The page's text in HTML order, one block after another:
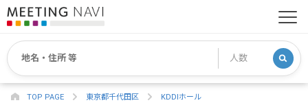
TOP PAGE 東京都千代田区 KDDIホール